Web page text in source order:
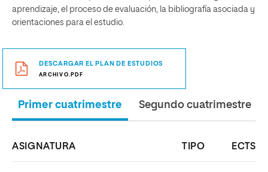
aprendizaje, el proceso de evaluación, la bibliografía asociada y
orientaciones para el estudio.
DESCARGAR EL PLAN DE ESTUDIOS
ARCHIVO.PDF
Primer cuatrimestre Segundo cuatrimestre
ASIGNATURA TIPO ECTS